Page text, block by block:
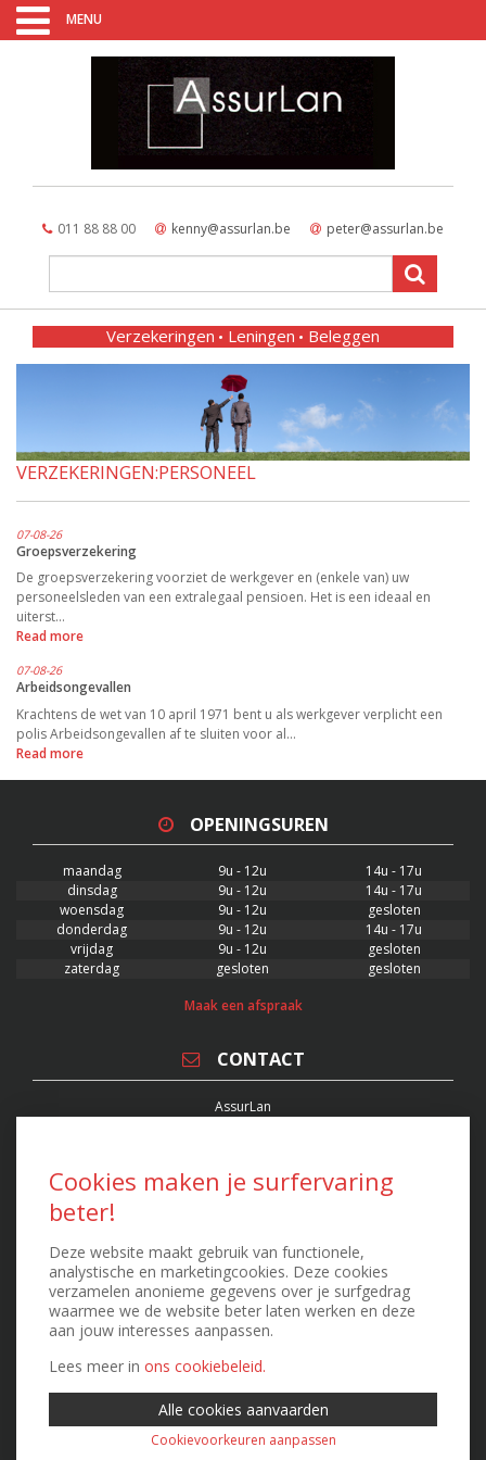
MENU
011 88 88 00 kenny@assurlan.be peter@assurlan.be
Verzekeringen Leningen Beleggen
VERZEKERINGEN:PERSONEEL
07-08-26
Groepsverzekering
De groepsverzekering voorziet de werkgever en (enkele van) uw
personeelsleden van een extralegaal pensioen. Het is een ideaal en
uiterst…
Read more
07-08-26
Arbeidsongevallen
Krachtens de wet van 10 april 1971 bent u als werkgever verplicht een
polis Arbeidsongevallen af te sluiten voor al…
Read more
OPENINGSUREN
maandag 9u - 12u
14u - 17u
dinsdag
9u - 12u
14u - 17u
woensdag
9u - 12u
gesloten
donderdag
9u - 12u
14u - 17u
vrijdag
9u - 12u
gesloten
zaterdag
gesloten gesloten
Maak een afspraak
CONTACT
AssurLan
T. 011 88 88 00 - F. 011 88 88 08
Contacteer ons
EXTRA INFO
IDD Richtlijn
Privacy clausule
Cookiebeleid
Remuneratiebeleid
Cookies maken je surfervaring
beter!
Deze website maakt gebruik van functionele,
analystische en marketingcookies. Deze cookies
verzamelen anonieme gegevens over je surfgedrag
waarmee we de website beter laten werken en deze
aan jouw interesses aanpassen.
Lees meer in ons cookiebeleid.
Alle cookies aanvaarden
Cookievoorkeuren aanpassen